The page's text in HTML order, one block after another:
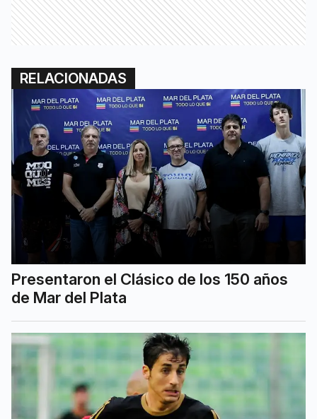
RELACIONADAS
Presentaron el Clásico de los 150 años
de Mar del Plata